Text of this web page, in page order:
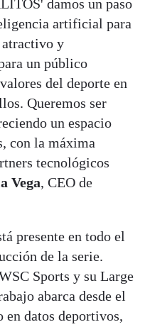
damos un paso
artificial para
atractivo y
un público
del deporte en
Queremos ser
un espacio
con la máxima
tecnológicos
Vega, CEO de
presente en todo el
de la serie.
Sports y su Large
abarca desde el
en datos deportivos,